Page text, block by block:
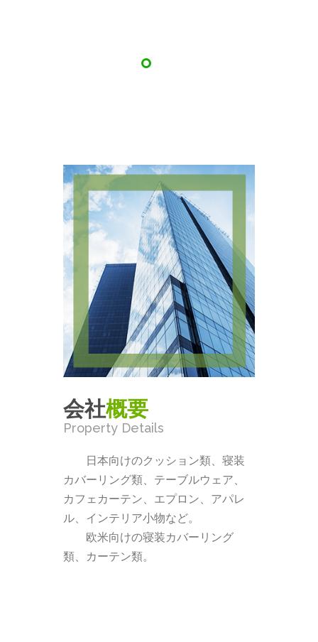
会社概要
Property Details
日本向けのクッション類、寝装
カバーリング類、テーブルウェア、
カフェカーテン、エプロン、アパレ
ル、インテリア小物など。
欧米向けの寝装カバーリング
類、カーテン類。